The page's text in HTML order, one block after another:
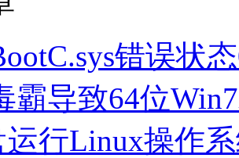
错误状
霸导致64位
运行Linux操作